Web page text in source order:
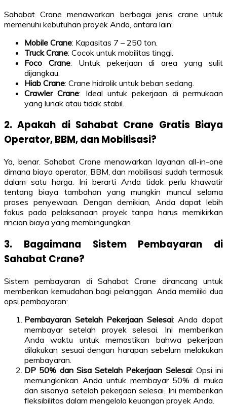
Sahabat Crane menawarkan berbagai jenis crane untuk
memenuhi kebutuhan proyek Anda, antara lain:
Mobile Crane: Kapasitas 7 – 250 ton.
Truck Crane: Cocok untuk mobilitas tinggi.
Foco Crane: Untuk pekerjaan di area yang sulit
dijangkau.
Hiab Crane: Crane hidrolik untuk beban sedang.
Crawler Crane: Ideal untuk pekerjaan di permukaan
yang lunak atau tidak stabil.
2. Apakah di Sahabat Crane Gratis Biaya
Operator, BBM, dan Mobilisasi?
Ya, benar. Sahabat Crane menawarkan layanan all-in-one
dimana biaya operator, BBM, dan mobilisasi sudah termasuk
dalam satu harga. Ini berarti Anda tidak perlu khawatir
tentang biaya tambahan yang mungkin muncul selama
proses penyewaan. Dengan demikian, Anda dapat lebih
fokus pada pelaksanaan proyek tanpa harus memikirkan
rincian biaya yang membingungkan.
3. Bagaimana Sistem Pembayaran di
Sahabat Crane?
Sistem pembayaran di Sahabat Crane dirancang untuk
memberikan kemudahan bagi pelanggan. Anda memiliki dua
opsi pembayaran:
Pembayaran Setelah Pekerjaan Selesai: Anda dapat
membayar setelah proyek selesai. Ini memberikan
Anda waktu untuk memastikan bahwa pekerjaan
dilakukan sesuai dengan harapan sebelum melakukan
pembayaran.
DP 50% dan Sisa Setelah Pekerjaan Selesai: Opsi ini
memungkinkan Anda untuk membayar 50% di muka
dan sisanya setelah pekerjaan selesai. Ini memberikan
fleksibilitas dalam mengelola keuangan proyek Anda.